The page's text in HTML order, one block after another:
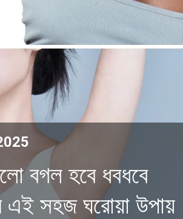
বগল হবে ধবধবে
এই সহজ ঘরোয়া উপায়